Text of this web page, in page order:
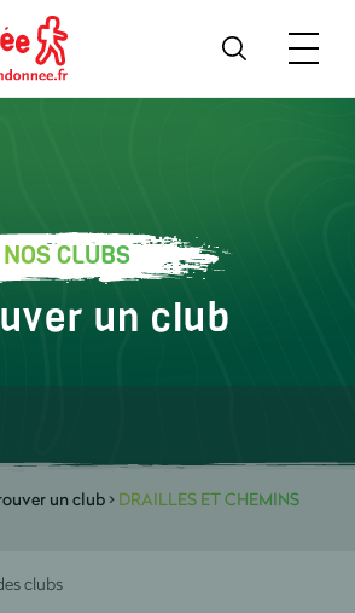
NOS CLUBS
un club
un club> DRAILLES ET CHEMINS
clubs